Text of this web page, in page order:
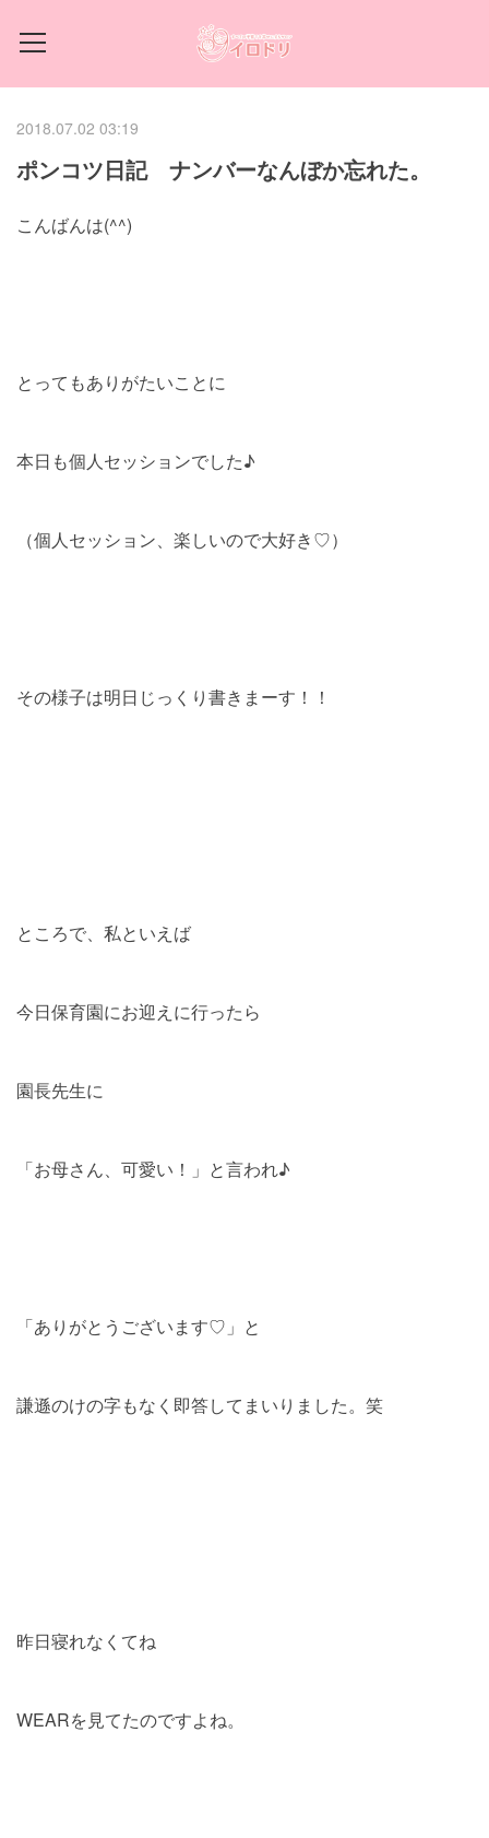
2018.07.02 03:19
ポンコツ日記 ナンバーなんぼか忘れた。
こんばんは(^^)
とってもありがたいことに
本日も個人セッションでした♪
（個人セッション、楽しいので大好き♡）
その様子は明日じっくり書きまーす！！
ところで、私といえば
今日保育園にお迎えに行ったら
園長先生に
「お母さん、可愛い！」と言われ♪
「ありがとうございます♡」と
謙遜のけの字もなく即答してまいりました。笑
昨日寝れなくてね
WEARを見てたのですよね。